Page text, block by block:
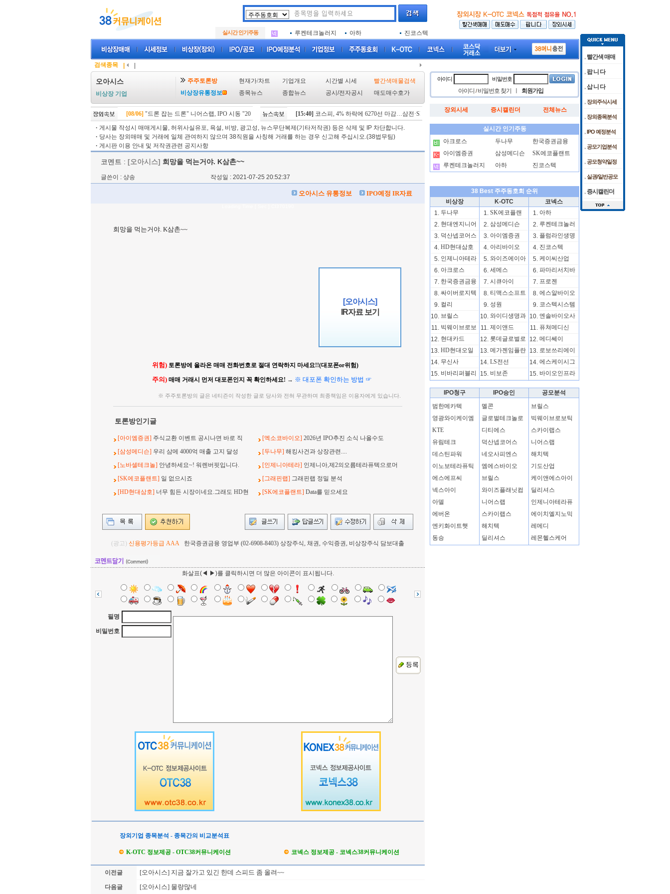
실시간 인기주동
아크로스 두나무
한국증권금융
.
아이엠증권 삼성메디슨
SK에코플랜트
루켄테크놀러지 아하
진코스텍
.
아이엠증권 삼성메디슨
SK에코플랜트
진코스텍
검색종목
오아시스
비상장 기업
주주토론방 현재가/차트 기업개요 시간별 시세
빨간색매물검색
비상장유통정보
종목뉴스 종합뉴스 공시 /전자공시 매도매수호가
[08/06]"드론 잡는 드론" 니어스랩, IPO 시동 "2029년 방공망 체계 편입" [08/06]스카이랩스, "카트 비피 프로" 미국 FDA 허가 임상 준비 박차 [08/05]케이앤에스아이앤씨 공모청약 마감날 청약경쟁률
[15:40]코스피, 4% 하락에 6270선 마감…삼전·SK하닉 '와르르' 각각 6%·10%대 급락 [09:11]
코스피 약보합·코스닥은 강보합…美 증시 혼조 마감
· 게시물 작성시 매매게시물, 허위사실유포, 욕설, 비방, 광고성, 뉴스무단복제(기타저작권) 등은 삭제 및 IP 차단합니다.
· 당사는 장외매매 및 거래에 일체 관여하지 않으며 38직원을 사칭해 거래를 하는 경우 신고해 주십시오.(38법무팀)
· 게시판 이용 안내 및 저작권관련 공지사항
코멘트 : [오아시스] 희망을 먹는거야. K삼촌~~
글쓴이 : 샹송 작성일 : 2021-07-25 20:52:37
오아시스 유통정보 IPO예정 IR자료
희망을 먹는거야. K삼촌~~
[오아시스]
IR자료 보기
위험) 토론방에 올라온 매매 전화번호로 절대 연락하지 마세요!!(대포폰or위험)
주의) 매매 거래시 먼저 대포폰인지 꼭 확인하세요! → ※ 대포폰 확인하는 방법 ☞
※ 주주토론방의 글은 네티즌이 작성한 글로 당사와 전혀 무관하며 최종책임은 이용자에게 있습니다.
토론방인기글
[아이엠증권] 주식교환 이벤트 공시나면 바로 직 [엑소코바이오] 2026년 IPO추진 소식 나올수도
[삼성메디슨] 우리 삼메 4000억 매출 고지 달성 [두나무] 해킹사건과 상장관련....
[노바셀테크놀] 안녕하세요~! 워렌버핏입니다. [인제니아테라] 인제니아,제2의오름테라퓨텍으로머
[SK에코플랜트] 일 없으시죠 [그래핀랩] 그래핀랩 정밀 분석
[HD현대삼호] 너무 힘든 시장이네요.그래도 HD현 [SK에코플랜트] Data를 믿으세요
(광고) 신용평가등급 AAA 한국증권금융 영업부 (02-6908-8403) 상장주식, 채권, 수익증권, 비상장주식 담보대출
화살표(◀ ▶)를 클릭하시면 더 많은 아이콘이 표시됩니다.
필명
비밀번호
장외기업 종목분석 - 종목간의 비교분석표
K-OTC 정보제공 - OTC38커뮤니케이션 코넥스 정보제공 - 코넥스38커뮤니케이션
이전글 [오아시스] 지금 잘가고 있긴 한데 스피드 좀 올려~~
다음글 [오아시스] 물량많네
아이디 비밀번호
아이디 /비밀번호 찾기 회원가입
장외시세 증시캘린더 전체뉴스
실시간 인기주동
아크로스 두나무
한국증권금융
아이엠증권 삼성메디슨
SK에코플랜트
루켄테크놀러지 아하 진코스텍
38 Best 주주동호회 순위
비상장
K-OTC
코넥스
1. 두나무
2. 현대엔지니어
3. 덕산넵코어스
4. HD현대삼호
5. 인제니아테라
6. 아크로스
7. 한국증권금융
8. 싸이버로지텍
9. 컬리
10. 브릴스
11. 빅웨이브로보
12. 현대카드
13. HD현대오일
14. 무신사
15. 비바리퍼블리
1. SK에코플랜
2. 삼성메디슨
3. 아이엠증권
4. 아리바이오
5. 와이즈에이아
6. 세메스
7. 시큐아이
8. 티맥스소프트
9. 성원
10. 와이디생명과
11. 제이앤드
12. 롯데글로벌로
13. 메가젠임플란
14. LS전선
15. 비보존
1. 아하
2. 루켄테크놀러
3. 플럼라인생명
4. 진코스텍
5. 케이씨산업
6. 파마리서치바
7. 프로젠
8. 에스알바이오
9. 코스텍시스템
10. 엔솔바이오사
11. 퓨쳐메디신
12. 메디쎄이
13. 로보쓰리에이
14. 에스케이시그
15. 바이오인프라
IPO청구 IPO승인
공모분석
범한메카텍
영광와이케이엠
KTE
유림테크
데스틴파워
이노보테라퓨틱
에스에프씨
넥스아이
아델
에버온
엔키화이트햇
동승
멜콘
글로벌테크놀로
디티에스
덕산넵코어스
네오사피엔스
엠에스바이오
브릴스
와이즈플래닛컴
니어스랩
스카이랩스
해치텍
딜리셔스
브릴스
빅웨이브로보틱
스카이랩스
니어스랩
해치텍
기도산업
케이앤에스아이
딜리셔스
인제니아테라퓨
에이치엘지노믹
레메디
레몬헬스케어
빨간색 매매
팝 니 다
삽 니 다
장외주식시세
장외종목분석
IPO 예정분석
공모기업분석
공모청약일정
실권/일반공모
증시캘린더